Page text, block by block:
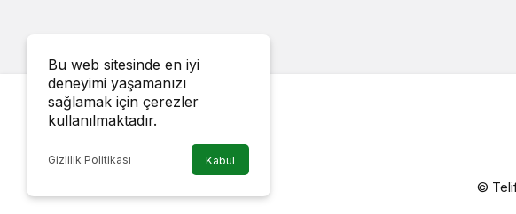
Bu web sitesinde en iyi
deneyimi yaşamanızı
sağlamak için çerezler
kullanılmaktadır.
Gizlilik Politikası Kabul
© Telif